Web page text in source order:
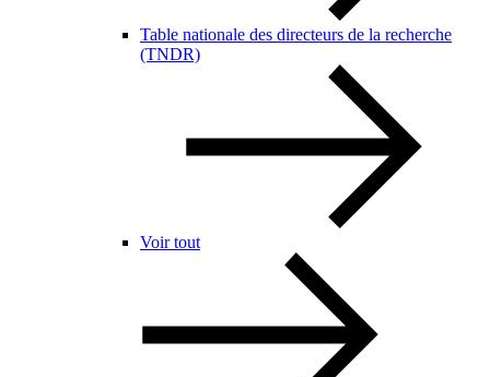
Table nationale des directeurs de la recherche
(TNDR)
Voir tout